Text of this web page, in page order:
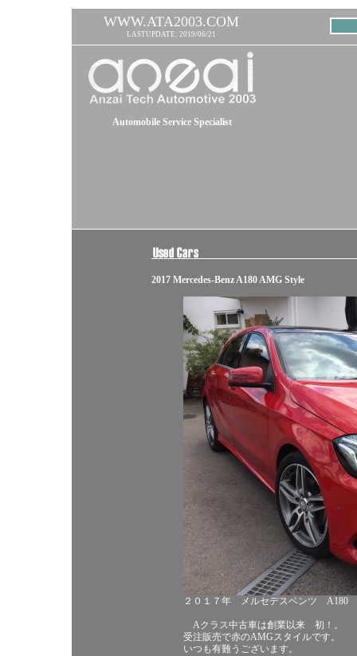
WWW.ATA2003.COM
LASTUPDATE: 2019/06/21
Automobile Service Specialist
2017 Mercedes-Benz A180 AMG Style
２０１７年 メルセデスベンツ A180
Aクラス中古車は創業以来 初！。
受注販売で赤のAMGスタイルです。
いつも有難うございます。